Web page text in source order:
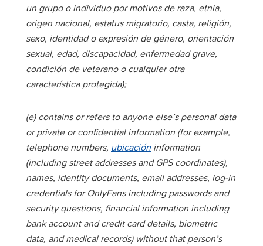
un grupo o individuo por motivos de raza, etnia,
origen nacional, estatus migratorio, casta, religión,
sexo, identidad o expresión de género, orientación
sexual, edad, discapacidad, enfermedad grave,
condición de veterano o cualquier otra
característica protegida);
(e) contains or refers to anyone else’s personal data
or private or confidential information (for example,
telephone numbers, ubicación information
(including street addresses and GPS coordinates),
names, identity documents, email addresses, log-in
credentials for OnlyFans including passwords and
security questions, financial information including
bank account and credit card details, biometric
data, and medical records) without that person’s